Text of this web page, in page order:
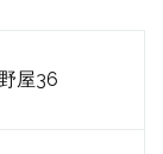
屋36